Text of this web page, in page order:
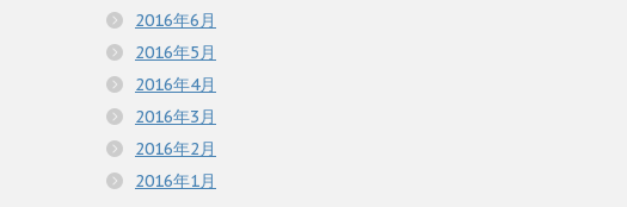
2016年6月
2016年5月
2016年4月
2016年3月
2016年2月
2016年1月